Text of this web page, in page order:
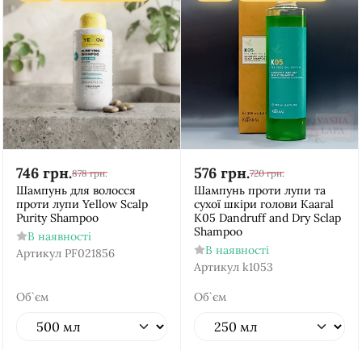
746 грн.878 грн.
Шампунь для волосся
проти лупи Yellow Scalp
Purity Shampoo
В наявності
Артикул PF021856
Об`єм
576 грн.720 грн.
Шампунь проти лупи та
сухої шкіри голови Kaaral
K05 Dandruff and Dry Sclap
Shampoo
В наявності
Артикул k1053
Об`єм